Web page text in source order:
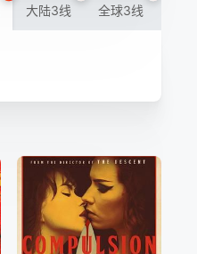
大陆3线 全球3线